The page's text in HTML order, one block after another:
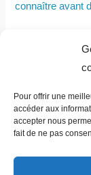
Pour offrir une
accéder aux
accepter nous
fait de ne pas
connaître avant
informations
Permis B : tout